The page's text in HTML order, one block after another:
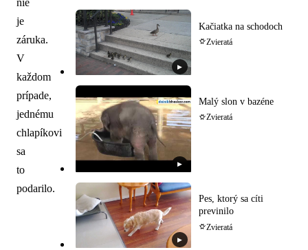
nie
je
záruka.
V
každom
prípade,
jednému
chlapíkovi
sa
to
podarilo.
▶
Kačiatka na schodoch
Zvieratá
▶
Malý slon v bazéne
Zvieratá
▶
Pes, ktorý sa cíti
previnilo
Zvieratá